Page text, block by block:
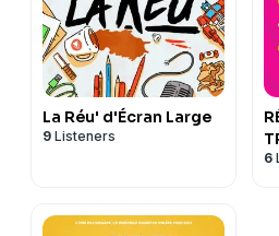
La Réu' d'Écran Large
9 Listeners
6